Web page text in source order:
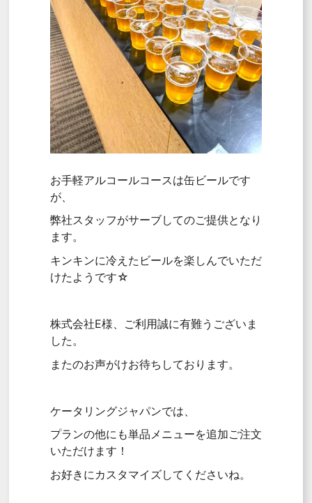
お手軽アルコールコースは缶ビールです
が、
弊社スタッフがサーブしてのご提供となり
ます。
キンキンに冷えたビールを楽しんでいただ
けたようです☆
株式会社E様、ご利用誠に有難うございま
した。
またのお声がけお待ちしております。
ケータリングジャパンでは、
プランの他にも単品メニューを追加ご注文
いただけます！
お好きにカスタマイズしてくださいね。